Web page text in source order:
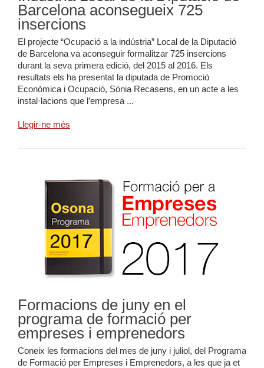
Barcelona aconsegueix 725
insercions
El projecte “Ocupació a la indústria” Local de la Diputació
de Barcelona va aconseguir formalitzar 725 insercions
durant la seva primera edició, del 2015 al 2016. Els
resultats els ha presentat la diputada de Promoció
Econòmica i Ocupació, Sònia Recasens, en un acte a les
instal·lacions que l’empresa ...
Llegir-ne més
Formacions de juny en el
programa de formació per
empreses i emprenedors
Coneix les formacions del mes de juny i juliol, del Programa
de Formació per Empreses i Emprenedors, a les que ja et